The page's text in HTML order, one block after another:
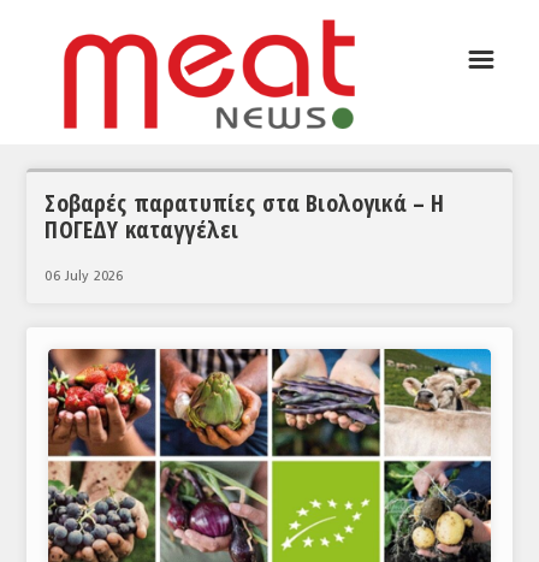
ΣΥΝΕΝΤΕΥΞΕΙΣ
ΘΕΜΑΤΑ
ΚΟΣΜΟΣ
ΕΙΔΗΣΕΙΣ
ΕΥΡΩΠΑΪΚΕΣ ΑΠΟΦΑΣΕΙΣ
ΘΕΜΑΤΑ
☰
Σοβαρές παρατυπίες στα Βιολογικά – Η
ΠΟΓΕΔΥ καταγγέλει
06 July 2026